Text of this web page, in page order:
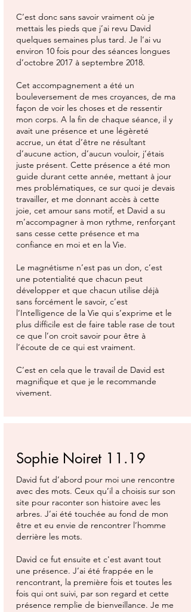
C’est donc sans savoir vraiment où je
mettais les pieds que j’ai revu David
quelques semaines plus tard. Je l’ai vu
environ 10 fois pour des séances longues
d’octobre 2017 à septembre 2018.
Cet accompagnement a été un
bouleversement de mes croyances, de ma
façon de voir les choses et de ressentir
mon corps. A la fin de chaque séance, il y
avait une présence et une légèreté
accrue, un état d’être ne résultant
d’aucune action, d’aucun vouloir, j’étais
juste présent. Cette présence a été mon
guide durant cette année, mettant à jour
mes problématiques, ce sur quoi je devais
travailler, et me donnant accès à cette
joie, cet amour sans motif, et David a su
m’accompagner à mon rythme, renforçant
sans cesse cette présence et ma
confiance en moi et en la Vie.
Le magnétisme n’est pas un don, c’est
une potentialité que chacun peut
développer et que chacun utilise déjà
sans forcément le savoir, c’est
l’Intelligence de la Vie qui s’exprime et le
plus difficile est de faire table rase de tout
ce que l’on croit savoir pour être à
l’écoute de ce qui est vraiment.
C’est en cela que le travail de David est
magnifique et que je le recommande
vivement.
Sophie Noiret 11.19
David fut d’abord pour moi une rencontre
avec des mots. Ceux qu’il a choisis sur son
site pour raconter son histoire avec les
arbres. J’ai été touchée au fond de mon
être et eu envie de rencontrer l’homme
derrière les mots.
David ce fut ensuite et c'est avant tout
une présence. J’ai été frappée en le
rencontrant, la première fois et toutes les
fois qui ont suivi, par son regard et cette
présence remplie de bienveillance. Je me